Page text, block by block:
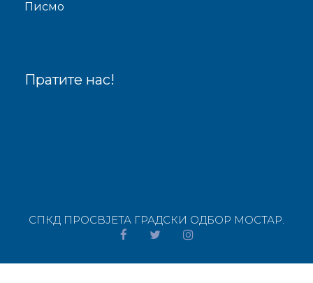
Писмо
Пратите нас!
СПКД ПРОСВJЕТА ГРАДСКИ ОДБОР МОСТАР.